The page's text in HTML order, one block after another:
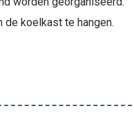
koelkast te hangen.